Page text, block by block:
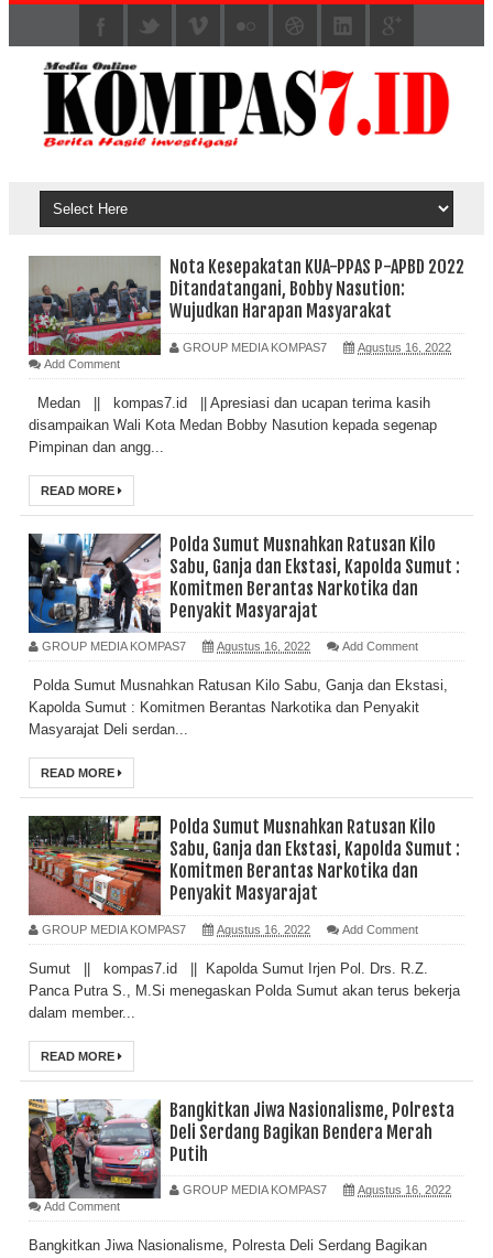
Nota Kesepakatan KUA-PPAS P-APBD 2022
Ditandatangani, Bobby Nasution:
Wujudkan Harapan Masyarakat
GROUP MEDIA KOMPAS7
Agustus 16, 2022
Add Comment
Medan || kompas7.id || Apresiasi dan ucapan terima kasih
disampaikan Wali Kota Medan Bobby Nasution kepada segenap
Pimpinan dan angg...
READ MORE
Polda Sumut Musnahkan Ratusan Kilo
Sabu, Ganja dan Ekstasi, Kapolda Sumut :
Komitmen Berantas Narkotika dan
Penyakit Masyarajat
GROUP MEDIA KOMPAS7 Agustus 16, 2022 Add Comment
Polda Sumut Musnahkan Ratusan Kilo Sabu, Ganja dan Ekstasi,
Kapolda Sumut : Komitmen Berantas Narkotika dan Penyakit
Masyarajat Deli serdan...
READ MORE
Polda Sumut Musnahkan Ratusan Kilo
Sabu, Ganja dan Ekstasi, Kapolda Sumut :
Komitmen Berantas Narkotika dan
Penyakit Masyarajat
GROUP MEDIA KOMPAS7 Agustus 16, 2022 Add Comment
Sumut || kompas7.id || Kapolda Sumut Irjen Pol. Drs. R.Z.
Panca Putra S., M.Si menegaskan Polda Sumut akan terus bekerja
dalam member...
READ MORE
Bangkitkan Jiwa Nasionalisme, Polresta
Deli Serdang Bagikan Bendera Merah
Putih
GROUP MEDIA KOMPAS7
Agustus 16, 2022
Add Comment
Bangkitkan Jiwa Nasionalisme, Polresta Deli Serdang Bagikan